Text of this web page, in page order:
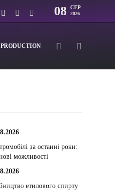
08 СЕР
2026
PRODUCTION
за останні роки:
можливості
етилового спирту